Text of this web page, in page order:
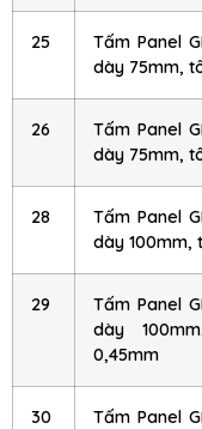
25
Tấm Panel
dày 75mm,
26
Tấm Panel
dày 75mm,
28
Tấm Panel
dày 100mm,
29
Tấm Panel
dày
0,45mm
30
Tấm Panel